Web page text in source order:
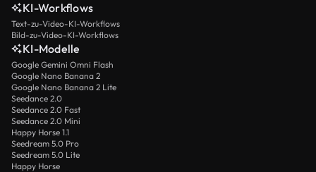
KI-Workflows
Text-zu-Video-KI-Workflows
Bild-zu-Video-KI-Workflows
KI-Modelle
Google Gemini Omni Flash
Google Nano Banana 2
Google Nano Banana 2 Lite
Seedance 2.0
Seedance 2.0 Fast
Seedance 2.0 Mini
Happy Horse 1.1
Seedream 5.0 Pro
Seedream 5.0 Lite
Happy Horse